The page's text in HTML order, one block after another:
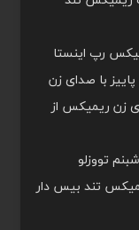
رپ اینستا
با صدای زن
زن ریمیکس از
تووزلو
تند بیس دار